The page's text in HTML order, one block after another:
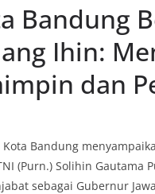
Bandung
Ihin:
dan
Bandung
(Purn.) Solihin Gautama
sebagai Gubernur